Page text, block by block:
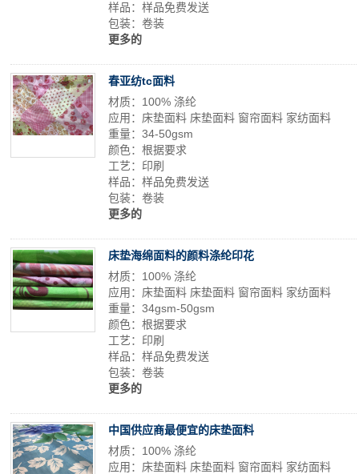
样品：样品免费发送
包装：卷装
更多的
春亚纺tc面料
材质：100% 涤纶
应用：床垫面料 床垫面料 窗帘面料 家纺面料
重量：34-50gsm
颜色：根据要求
工艺：印刷
样品：样品免费发送
包装：卷装
更多的
床垫海绵面料的颜料涤纶印花
材质：100% 涤纶
应用：床垫面料 床垫面料 窗帘面料 家纺面料
重量：34gsm-50gsm
颜色：根据要求
工艺：印刷
样品：样品免费发送
包装：卷装
更多的
中国供应商最便宜的床垫面料
材质：100% 涤纶
应用：床垫面料 床垫面料 窗帘面料 家纺面料